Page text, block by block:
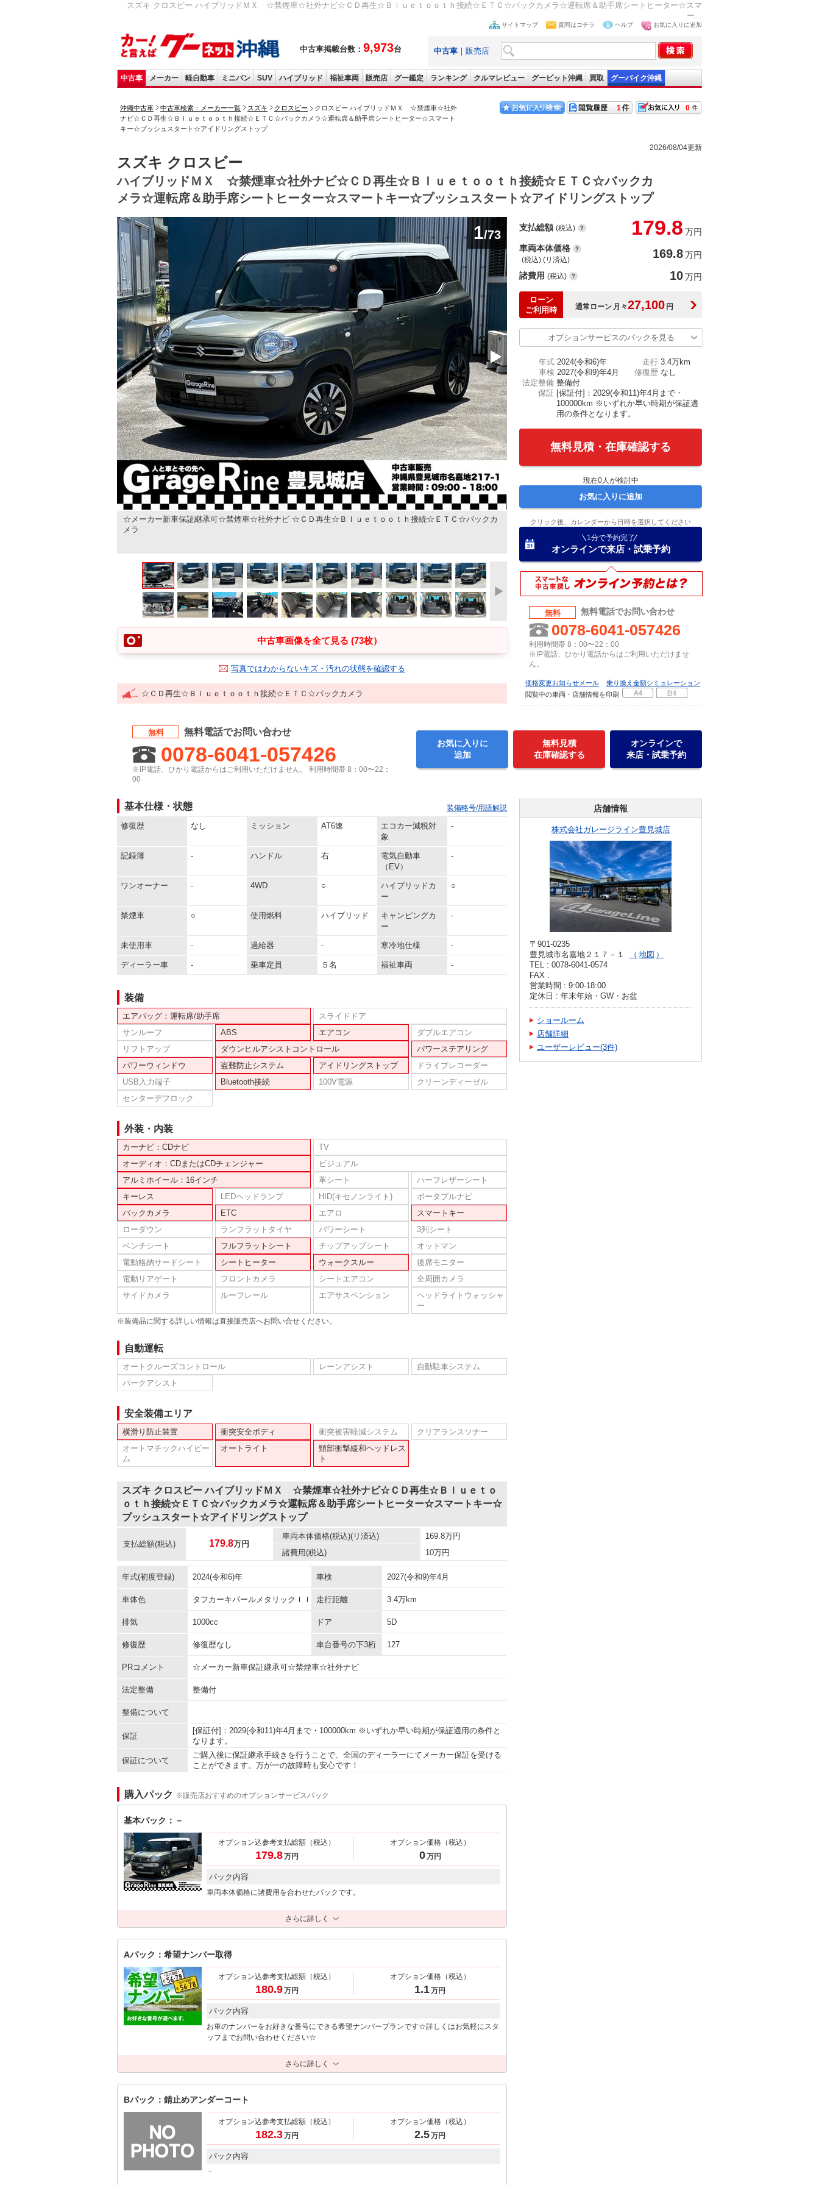
スズキ クロスビー ハイブリッドＭＸ ☆禁煙車☆社外ナビ☆ＣＤ再生☆Ｂｌｕｅｔｏｏｔｈ接続☆ＥＴＣ☆バックカメラ☆運転席＆助手席シートヒーター☆スマ
ー...
中古車掲載台数： 9,973台
サイトマップ 質問はコチラ ヘルプ お気に入りに追加
中古車 ｜ 販売店
中古車 メーカー 軽自動車 ミニバン SUV ハイブリッド 福祉車両 販売店 グー鑑定 ランキング クルマレビュー グーピット沖縄 買取 グーバイク沖縄
沖縄中古車 中古車検索：メーカー一覧 スズキ クロスビー
クロスビー ハイブリッドＭＸ ☆禁煙車☆社外
ナビ☆ＣＤ再生☆Ｂｌｕｅｔｏｏｔｈ接続☆ＥＴＣ☆バックカメラ☆運転席＆助手席シートヒーター☆スマート
キー☆プッシュスタート☆アイドリングストップ
0
1
2026/08/04更新
スズキ クロスビー
ハイブリッドＭＸ ☆禁煙車☆社外ナビ☆ＣＤ再生☆Ｂｌｕｅｔｏｏｔｈ接続☆ＥＴＣ☆バックカ
メラ☆運転席＆助手席シートヒーター☆スマートキー☆プッシュスタート☆アイドリングストップ
☆メーカー新車保証継承可☆禁煙車☆社外ナビ ☆ＣＤ再生☆Ｂｌｕｅｔｏｏｔｈ接続☆ＥＴＣ☆バックカ
メラ
1/73
中古車画像を全て見る (73枚）
写真ではわからないキズ・汚れの状態を確認する
☆ＣＤ再生☆Ｂｌｕｅｔｏｏｔｈ接続☆ＥＴＣ☆バックカメラ
支払総額 (税込) 179.8 万円
車両本体価格
(税込) (リ済込) 169.8万円
諸費用 (税込) 10万円
ローン
ご利用時
通常ローン 月々27,100 円
オプションサービスのパックを見る
年式 2024(令和6)年 走行 3.4万km
車検 2027(令和9)年4月 修復歴 なし
法定整備 整備付
保証 [保証付]：2029(令和11)年4月まで・
100000km ※いずれか早い時期が保証適
用の条件となります。
無料見積・在庫確認する
現在0人が検討中
お気に入りに追加
クリック後、カレンダーから日時を選択してください
1分で予約完了
オンラインで来店・試乗予約
無料 無料電話でお問い合わせ
0078-6041-057426
利用時間帯 8：00〜22：00
※IP電話、ひかり電話からはご利用いただけませ
ん。
価格変更お知らせメール
乗り換え金額シミュレーション
閲覧中の車両・店舗情報を印刷
無料 無料電話でお問い合わせ
0078-6041-057426
※IP電話、ひかり電話からはご利用いただけません。 利用時間帯 8：00〜22：
00
お気に入りに
追加
無料見積
在庫確認する
オンラインで
来店・試乗予約
基本仕様・状態 装備略号/用語解説
修復歴 なし ミッション AT6速
エコカー減税対
象
-
記録簿 - ハンドル 右
電気自動車
（EV）
-
ワンオーナー - 4WD ○
ハイブリッドカ
ー
○
禁煙車 ○ 使用燃料 ハイブリッド
キャンピングカ
ー
-
未使用車 - 過給器 - 寒冷地仕様 -
ディーラー車 - 乗車定員 ５名 福祉車両 -
装備
エアバッグ：運転席/助手席
スライドドア
サンルーフ
ABS エアコン
ダブルエアコン
リフトアップ
ダウンヒルアシストコントロール
パワーステアリング
パワーウィンドウ
盗難防止システム アイドリングストップ
ドライブレコーダー
USB入力端子
Bluetooth接続 100V電源
クリーンディーゼル
センターデフロック
外装・内装
カーナビ：CDナビ
TV
オーディオ：CDまたはCDチェンジャー
ビジュアル
アルミホイール：16インチ
革シート
ハーフレザーシート
キーレス
LEDヘッドランプ HID(キセノンライト)
ポータブルナビ
バックカメラ
ETC エアロ
スマートキー
ローダウン
ランフラットタイヤ パワーシート
3列シート
ベンチシート
フルフラットシート チップアップシート
オットマン
電動格納サードシート
シートヒーター ウォークスルー
後席モニター
電動リアゲート
フロントカメラ シートエアコン
全周囲カメラ
サイドカメラ
ルーフレール エアサスペンション
ヘッドライトウォッシャ
ー
※装備品に関する詳しい情報は直接販売店へお問い合せください。
自動運転
オートクルーズコントロール レーンアシスト
自動駐車システム
パークアシスト
安全装備エリア
横滑り防止装置 衝突安全ボディ 衝突被害軽減システム
クリアランスソナー
オートマチックハイビー
ム
オートライト
頸部衝撃緩和ヘッドレス
ト
スズキ クロスビー ハイブリッドＭＸ ☆禁煙車☆社外ナビ☆ＣＤ再生☆Ｂｌｕｅｔｏ
ｏｔｈ接続☆ＥＴＣ☆バックカメラ☆運転席＆助手席シートヒーター☆スマートキー☆
プッシュスタート☆アイドリングストップ
支払総額(税込) 179.8万円
車両本体価格(税込)(リ済込) 169.8万円
諸費用(税込) 10万円
年式(初度登録) 2024(令和6)年 車検 2027(令和9)年4月
車体色 タフカーキパールメタリックＩＩ 走行距離 3.4万km
排気 1000cc ドア 5D
修復歴 修復歴なし 車台番号の下3桁 127
PRコメント ☆メーカー新車保証継承可☆禁煙車☆社外ナビ
法定整備 整備付
整備について
保証
[保証付]：2029(令和11)年4月まで・100000km ※いずれか早い時期が保証適用の条件と
なります。
保証について
ご購入後に保証継承手続きを行うことで、全国のディーラーにてメーカー保証を受ける
ことができます。万が一の故障時も安心です！
購入パック ※販売店おすすめのオプションサービスパック
基本パック：－
オプション込参考支払総額 （税込）
179.8万円
オプション価格（税込）
0万円
パック内容
車両本体価格に諸費用を合わせたパックです。
さらに詳しく
Aパック：希望ナンバー取得
オプション込参考支払総額 （税込）
180.9万円
オプション価格（税込）
1.1万円
パック内容
お車のナンバーをお好きな番号にできる希望ナンバープランです☆詳しくはお気軽にスタ
ッフまでお問い合わせください☆
さらに詳しく
Bパック：錆止めアンダーコート
オプション込参考支払総額 （税込）
182.3万円
オプション価格（税込）
2.5万円
パック内容
－
店舗情報
株式会社ガレージライン豊見城店
〒901-0235
豊見城市名嘉地２１７－１
地図
TEL : 0078-6041-0574
FAX :
営業時間 : 9:00-18:00
定休日 : 年末年始・GW・お盆
ショールーム
店舗詳細
ユーザーレビュー(3件)